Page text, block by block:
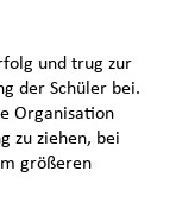
und trug zur
der Schüler bei.
Organisation
zu ziehen, bei
größeren